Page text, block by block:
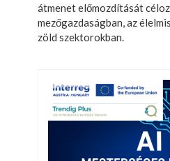
átmenet előmozdítását
mezőgazdaságban, az
zöld szektorokban.